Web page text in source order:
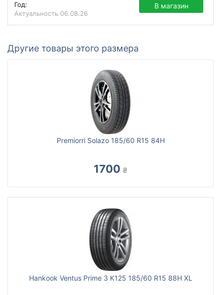
Год:
Актуальность 06.08.26
В магазин
Другие товары этого размера
Premiorri Solazo 185/60 R15 84H
1700 ₴
Hankook Ventus Prime 3 K125 185/60 R15 88H XL